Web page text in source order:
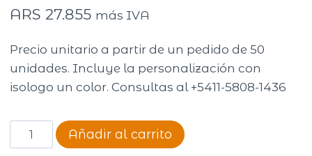
ARS 27.855 más IVA
Precio unitario a partir de un pedido de 50
unidades. Incluye la personalización con
isologo un color. Consultas al +5411-5808-1436
Bandolera
Bandolé
Añadir al carrito